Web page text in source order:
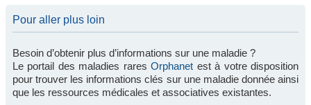
Pour aller plus loin
Besoin d’obtenir plus d’informations sur une maladie ?
Le portail des maladies raresOrphanet est à votre disposition
pour trouver les informations clés sur une maladie donnée ainsi
que les ressources médicales et associatives existantes.